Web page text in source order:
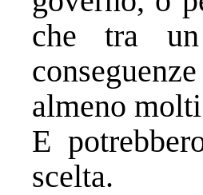
che tra un
almeno
E
scelta.